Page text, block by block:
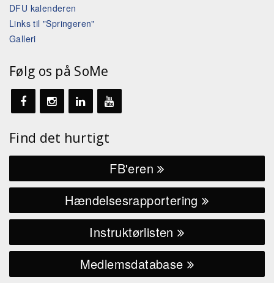
DFU kalenderen
Links til "Springeren"
Galleri
Følg os på SoMe
Find det hurtigt
FB'eren
Hændelsesrapportering
Instruktørlisten
Medlemsdatabase